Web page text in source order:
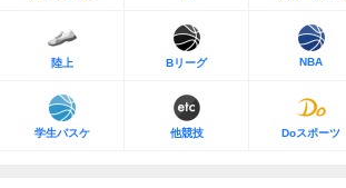
陸上 Bリーグ NBA
学生バスケ 他競技 Doスポーツ